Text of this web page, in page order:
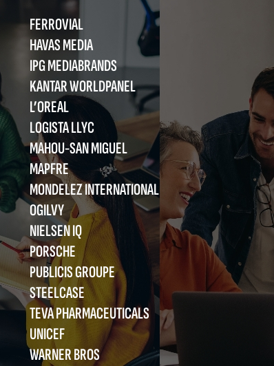
FERROVIAL
HAVAS MEDIA
IPG MEDIABRANDS
KANTAR WORLDPANEL
L’OREAL
LOGISTA LLYC
MAHOU-SAN MIGUEL
MAPFRE
MONDELEZ INTERNATIONAL
OGILVY
NIELSEN IQ
PORSCHE
PUBLICIS GROUPE
STEELCASE
TEVA PHARMACEUTICALS
UNICEF
WARNER BROS